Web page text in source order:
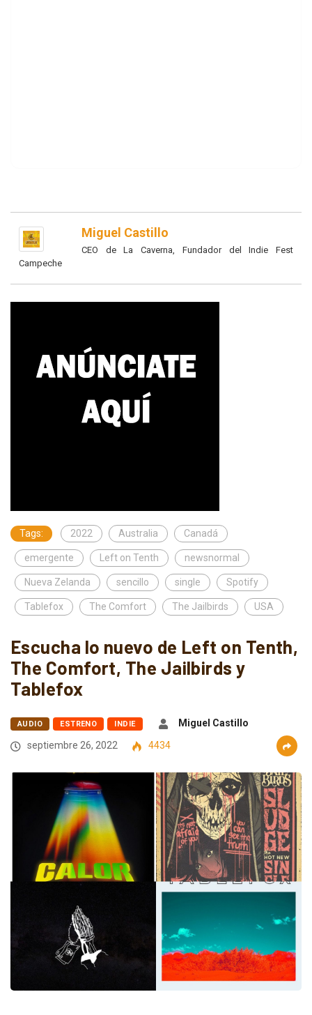
Miguel Castillo
CEO de La Caverna, Fundador del Indie Fest
Campeche
Tags: 2022 Australia Canadá
emergente Left on Tenth newsnormal
Nueva Zelanda sencillo single Spotify
Tablefox The Comfort The Jailbirds USA
Escucha lo nuevo de Left on Tenth,
The Comfort, The Jailbirds y
Tablefox
AUDIO ESTRENO INDIE
Miguel Castillo
septiembre 26, 2022
4434